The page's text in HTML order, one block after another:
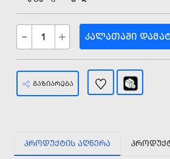
- + ᲙᲐᲚᲐᲗᲐᲨᲘ
ᲒᲐᲖᲘᲐᲠᲔᲑᲐ
ᲞᲠᲝᲓᲣᲥᲢᲘᲡ ᲐᲦᲬᲔᲠᲐ